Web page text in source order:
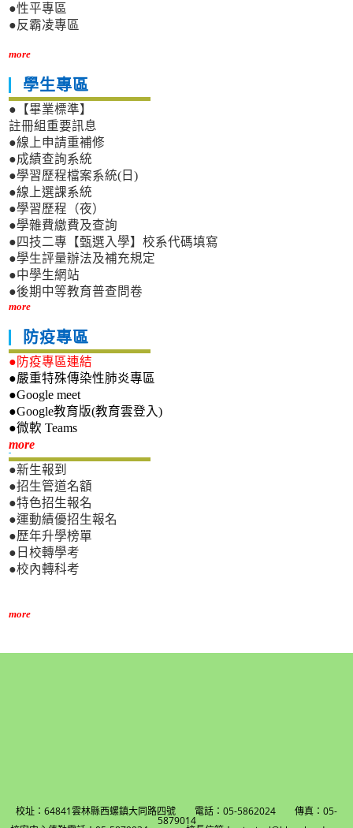
●性平專區
●反霸凌專區
more
學生專區
●【畢業標準】
註冊組重要訊息
●線上申請重補修
●成績查詢系統
●學習歷程檔案系統(日)
●線上選課系統
●學習歷程（夜）
●學雜費繳費及查詢
●四技二專【甄選入學】校系代碼填寫
●學生評量辦法及補充規定
●中學生網站
●後期中等教育普查問卷
more
防疫專區
●防疫專區連結
●嚴重特殊傳染性肺炎專區
●Google meet
●Google教育版(教育雲登入)
●微軟 Teams
more新生專區
●新生報到
●招生管道名額
●特色招生報名
●運動績優招生報名
●歷年升學榜單
●日校轉學考
●校內轉科考
more
校址：64841雲林縣西螺鎮大同路四號 電話：05-5862024 傳真：05-
5879014